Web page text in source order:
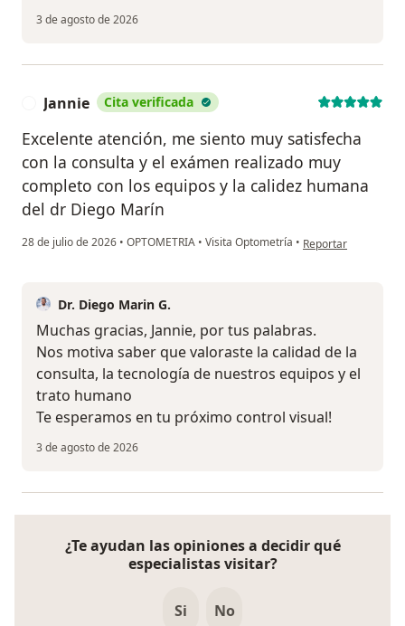
3 de agosto de 2026
Jannie Cita verificada
Excelente atención, me siento muy satisfecha
con la consulta y el exámen realizado muy
completo con los equipos y la calidez humana
del dr Diego Marín
28 de julio de 2026 • OPTOMETRIA • Visita Optometría • en opinión del
Reportar
Dr. Diego Marin G.
Muchas gracias, Jannie, por tus palabras.
Nos motiva saber que valoraste la calidad de la
consulta, la tecnología de nuestros equipos y el
trato humano
Te esperamos en tu próximo control visual!
3 de agosto de 2026
¿Te ayudan las opiniones a decidir qué
especialistas visitar?
Si No